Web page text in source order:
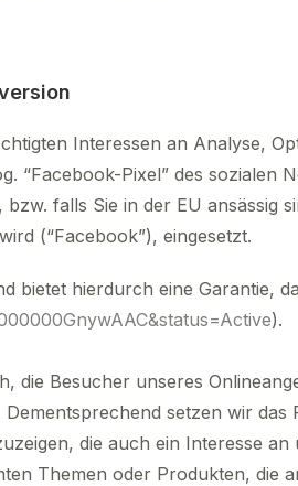
Interessen an Analyse,
“Facebook-Pixel” des sozialen
falls Sie in der EU ansässig
(“Facebook”), eingesetzt.
bietet hierdurch eine Garantie,
).
die Besucher unseres
setzen wir
die auch ein Interesse an
Themen oder Produkten, die